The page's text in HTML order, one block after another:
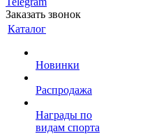
Заказать звонок
Каталог
Новинки
Распродажа
Награды по
видам спорта